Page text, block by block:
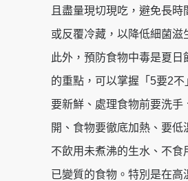
且盡量現切現吃，避免長時
或反覆冷藏，以降低細菌滋
此外，預防食物中毒是夏日
的重點，可以掌握「5要2
要新鮮、處理食物前要洗手
開、食物要徹底加熱、要低
不飲用未煮沸的生水、不食
已變質的食物。特別是在高